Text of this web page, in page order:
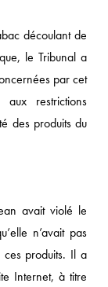
découlant de
le Tribunal a
par cet
restrictions
des produits du
avait violé le
n’avait pas
produits. Il a
Internet, à titre